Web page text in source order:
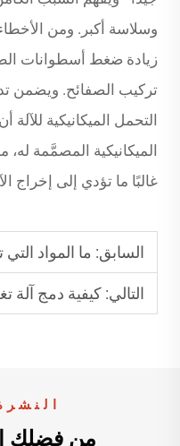
وسلاسة أكبر. ومن
زيادة ضغط أسطوانات
تركيب الصفائح. ويضمن
التحمل الميكانيكية
الميكانيكية المصمَّمة له،
غالبًا ما تؤدي إلى إخراج
السابق: ما المواد التي تعمل
التالي: كيفية دمج آلة تغليف
من فضلك